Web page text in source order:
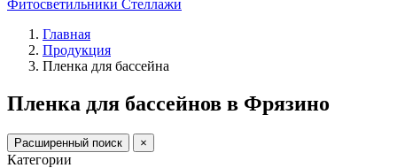
Фитосветильники Стеллажи
Главная
Продукция
Пленка для бассейна
Пленка для бассейнов в Фрязино
Расширенный поиск ×
Категории